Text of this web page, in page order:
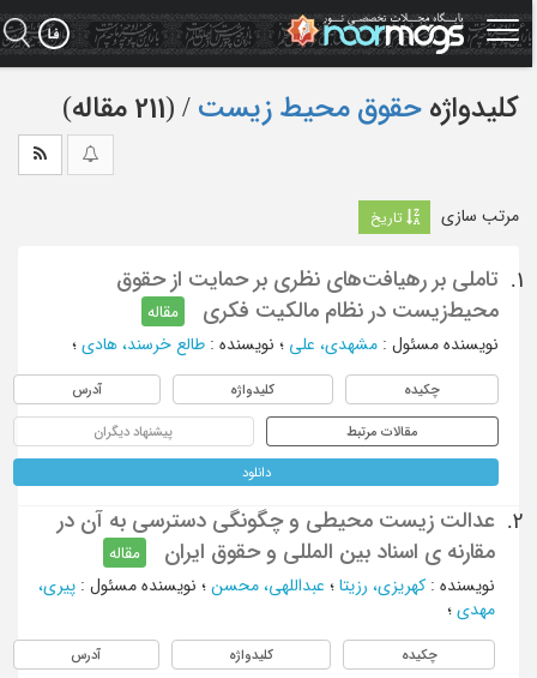
کلیدواژه حقوق محیط زیست ‏/ (211 مقاله)
مرتب سازی تاریخ
1.
تاملی بر رهیافت‌های نظری بر حمایت از حقوق
محیط‌زیست در نظام مالکیت فکری
مقاله
نویسنده مسئول : مشهدی، علی ؛ نویسنده: طالع خرسند، هادی؛
چکیده کلیدواژه آدرس
مقالات مرتبط پیشنهاد دیگران
دانلود
2.
عدالت زیست محیطی و چگونگی دسترسی به آن در
مقارنه ی اسناد بین المللی و حقوق ایران
مقاله
نویسنده: کهریزی، رزیتا؛ عبداللهی، محسن؛ نویسنده مسئول : پیری،
مهدی؛
چکیده کلیدواژه آدرس